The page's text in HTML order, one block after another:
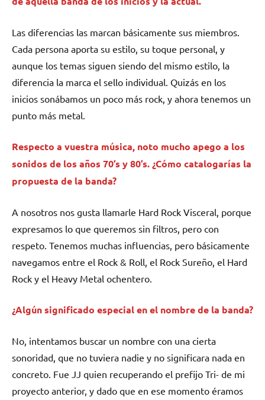
Las diferencias las marcan básicamente sus miembros.
Cada persona aporta su estilo, su toque personal, y
aunque los temas siguen siendo del mismo estilo, la
diferencia la marca el sello individual. Quizás en los
inicios sonábamos un poco más rock, y ahora tenemos un
punto más metal.
Respecto a vuestra música, noto mucho apego a los
sonidos de los años 70’s y 80’s. ¿Cómo catalogarías la
propuesta de la banda?
A nosotros nos gusta llamarle Hard Rock Visceral, porque
expresamos lo que queremos sin filtros, pero con
respeto. Tenemos muchas influencias, pero básicamente
navegamos entre el Rock & Roll, el Rock Sureño, el Hard
Rock y el Heavy Metal ochentero.
¿Algún significado especial en el nombre de la banda?
No, intentamos buscar un nombre con una cierta
sonoridad, que no tuviera nadie y no significara nada en
concreto. Fue JJ quien recuperando el prefijo Tri- de mi
proyecto anterior, y dado que en ese momento éramos